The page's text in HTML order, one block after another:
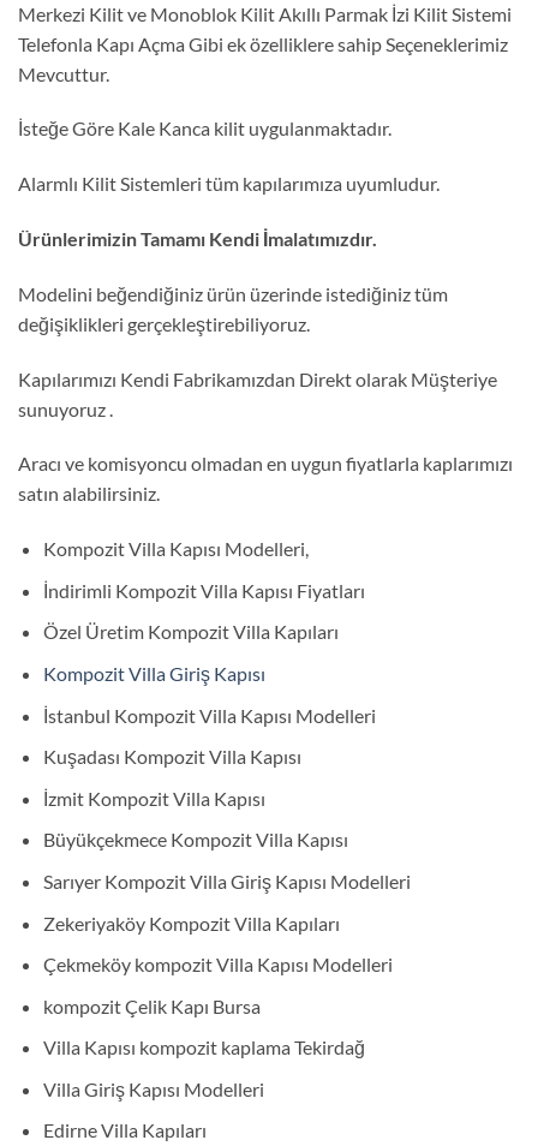
Merkezi Kilit ve Monoblok Kilit Akıllı Parmak İzi Kilit Sistemi
Telefonla Kapı Açma Gibi ek özelliklere sahip Seçeneklerimiz
Mevcuttur.
İsteğe Göre Kale Kanca kilit uygulanmaktadır.
Alarmlı Kilit Sistemleri tüm kapılarımıza uyumludur.
Ürünlerimizin Tamamı Kendi İmalatımızdır.
Modelini beğendiğiniz ürün üzerinde istediğiniz tüm
değişiklikleri gerçekleştirebiliyoruz.
Kapılarımızı Kendi Fabrikamızdan Direkt olarak Müşteriye
sunuyoruz .
Aracı ve komisyoncu olmadan en uygun fiyatlarla kaplarımızı
satın alabilirsiniz.
Kompozit Villa Kapısı Modelleri,
İndirimli Kompozit Villa Kapısı Fiyatları
Özel Üretim Kompozit Villa Kapıları
Kompozit Villa Giriş Kapısı
İstanbul Kompozit Villa Kapısı Modelleri
Kuşadası Kompozit Villa Kapısı
İzmit Kompozit Villa Kapısı
Büyükçekmece Kompozit Villa Kapısı
Sarıyer Kompozit Villa Giriş Kapısı Modelleri
Zekeriyaköy Kompozit Villa Kapıları
Çekmeköy kompozit Villa Kapısı Modelleri
kompozit Çelik Kapı Bursa
Villa Kapısı kompozit kaplama Tekirdağ
Villa Giriş Kapısı Modelleri
Edirne Villa Kapıları